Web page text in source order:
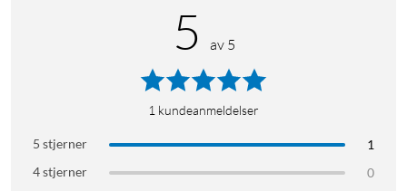
blodtrykk, oksygenmetning, hudtemperatur og
kroppssammensetning. Du kan også følge din vaskulære
karotenoidmåling.
5 av 5
1 kundeanmeldelser
5 stjerner
1
4 stjerner
0